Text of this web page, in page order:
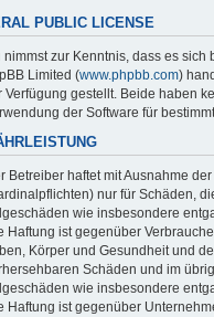
PUBLIC LICENSE
nimmst zur Kenntnis, dass es sich
Limited (www.phpbb.com)
Verfügung gestellt. Beide haben
der Software für
Betreiber haftet mit Ausnahme
nur für Schäden,
wie insbesondere
Haftung ist gegenüber
Körper und Gesundheit und
Schäden und im
wie insbesondere
Haftung ist gegenüber